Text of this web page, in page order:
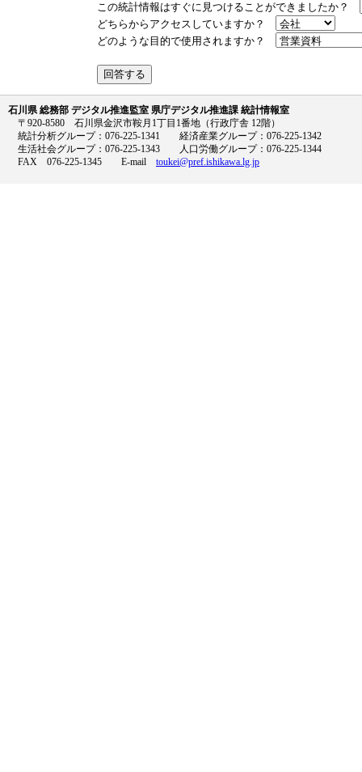
この統計情報はすぐに見つけることができましたか？
どちらからアクセスしていますか？
どのような目的で使用されますか？
石川県 総務部 デジタル推進監室 県庁デジタル推進課 統計情報室
〒920-8580 石川県金沢市鞍月1丁目1番地（行政庁舎 12階）
統計分析グループ：076-225-1341 経済産業グループ：076-225-1342
生活社会グループ：076-225-1343 人口労働グループ：076-225-1344
FAX 076-225-1345 E-mail toukei@pref.ishikawa.lg.jp